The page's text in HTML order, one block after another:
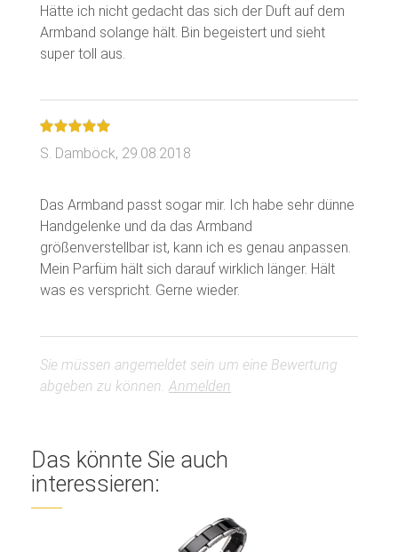
Hätte ich nicht gedacht das sich der Duft auf dem
Armband solange hält. Bin begeistert und sieht
S. Damböck, 29.08.2018
Das Armband passt sogar mir. Ich habe sehr dünne
Handgelenke und da das Armband
größenverstellbar ist, kann ich es genau anpassen.
Mein Parfüm hält sich darauf wirklich länger. Hält
Sie müssen angemeldet sein um eine Bewertung
abgeben zu können. Anmelden
Das könnte Sie auch
interessieren: